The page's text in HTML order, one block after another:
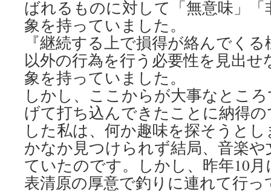
ばれるものに対して「無意味」
象を持っていました。
『継続する上で損得が絡んでく
以外の行為を行う必要性を見出
象を持っていました。
しかし、ここからが大事なとこ
げて打ち込んできたことに納得
した私は、何か趣味を探そうと
かなか見つけられず結局、音楽
ていたのです。しかし、昨年10
表清原の厚意で釣りに連れて行